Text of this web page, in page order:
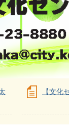
【文